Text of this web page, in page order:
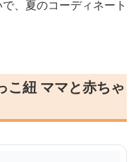
、夏のコーディネート
こ紐 ママと赤ちゃ